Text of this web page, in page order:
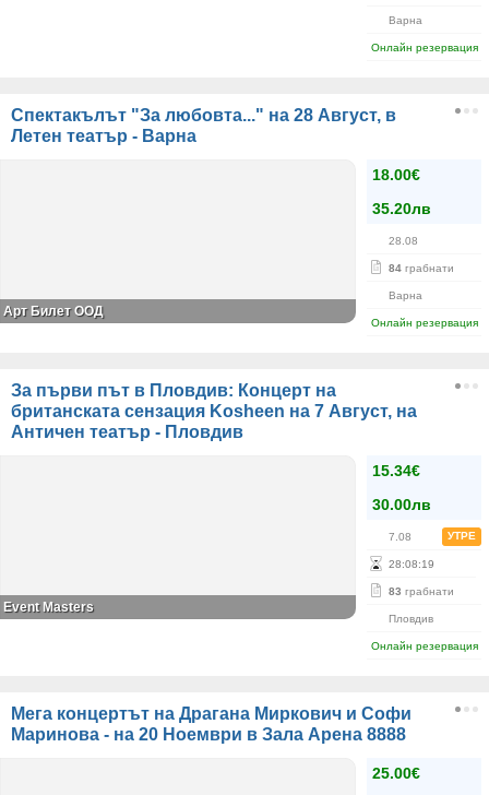
Варна
Онлайн резервация
Спектакълът "За любовта..." на 28 Август, в
Летен театър - Варна
18.00€
35.20лв
28.08
84 грабнати
Варна
Онлайн резервация
Арт Билет ООД
За първи път в Пловдив: Концерт на
британската сензация Kosheen на 7 Август, на
Античен театър - Пловдив
15.34€
30.00лв
7.08 УТРЕ
28:08:19
83 грабнати
Пловдив
Онлайн резервация
Event Masters
Мега концертът на Драгана Миркович и Софи
Маринова - на 20 Ноември в Зала Арена 8888
25.00€